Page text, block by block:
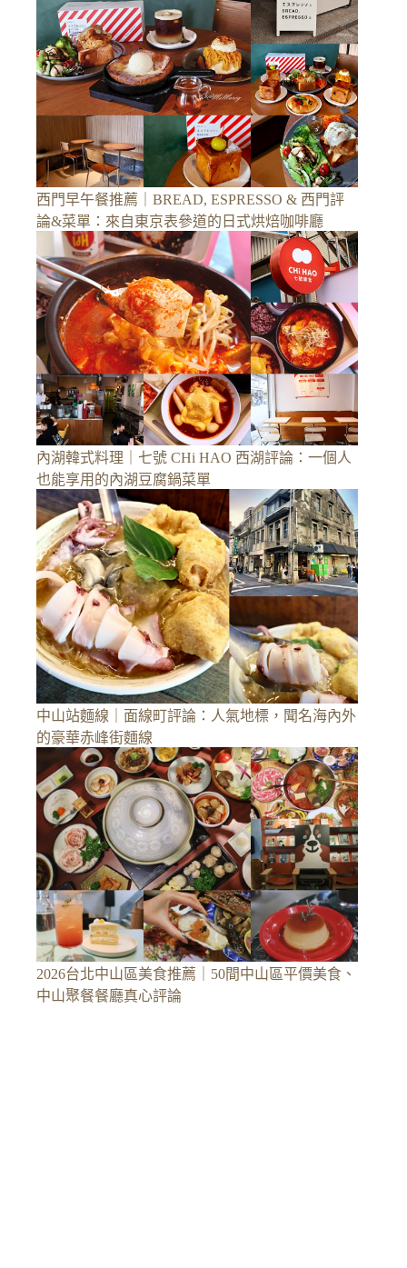
西門早午餐推薦｜BREAD, ESPRESSO & 西門評
論&菜單：來自東京表參道的日式烘焙咖啡廳
內湖韓式料理｜七號 CHi HAO 西湖評論：一個人
也能享用的內湖豆腐鍋菜單
中山站麵線｜面線町評論：人氣地標，聞名海內外
的豪華赤峰街麵線
2026台北中山區美食推薦｜50間中山區平價美食、
中山聚餐餐廳真心評論